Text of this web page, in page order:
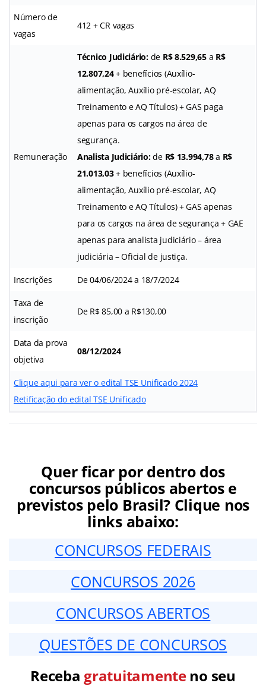
Número de
vagas
412 + CR vagas
Remuneração
Técnico Judiciário:de R$ 8.529,65a R$
12.807,24+ benefícios (Auxílio-
alimentação, Auxílio pré-escolar, AQ
Treinamento e AQ Títulos) + GAS paga
apenas para os cargos na área de
segurança.
Analista Judiciário:de R$ 13.994,78a R$
21.013,03+ benefícios (Auxílio-
alimentação, Auxílio pré-escolar, AQ
Treinamento e AQ Títulos) + GAS apenas
para os cargos na área de segurança + GAE
apenas para analista judiciário – área
judiciária – Oficial de justiça.
Inscrições De 04/06/2024 a 18/7/2024
Taxa de
inscrição
De R$ 85,00 a R$130,00
Data da prova
objetiva
08/12/2024
Clique aqui para ver o edital TSE Unificado 2024
Retificação do edital TSE Unificado
Quer ficar por dentro dos
concursos públicos abertos e
previstos pelo Brasil? Clique nos
links abaixo:
CONCURSOS FEDERAIS
CONCURSOS 2026
CONCURSOS ABERTOS
QUESTÕES DE CONCURSOS
Receba gratuitamenteno seu